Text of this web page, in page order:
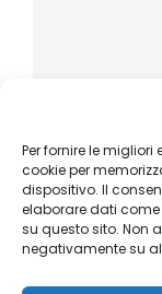
Per fornire le
cookie per
dispositivo. Il
elaborare dati
su questo sito. Non
negativamente su